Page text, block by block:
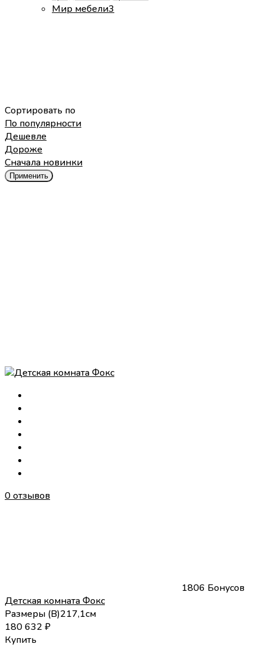
Мир мебели3
Сортировать по
По популярности
Дешевле
Дороже
Cначала новинки
Применить
0 отзывов
1806 Бонусов
Детская комната Фокс
Размеры (В)217,1см
180 632 ₽
Купить